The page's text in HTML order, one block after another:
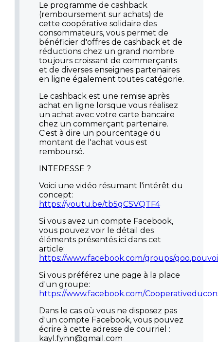
Le programme de cashback
(remboursement sur achats) de
cette coopérative solidaire des
consommateurs, vous permet de
bénéficier d'offres de cashback et de
réductions chez un grand nombre
toujours croissant de commerçants
et de diverses enseignes partenaires
en ligne également toutes catégorie.
Le cashback est une remise après
achat en ligne lorsque vous réalisez
un achat avec votre carte bancaire
chez un commerçant partenaire.
C'est à dire un pourcentage du
montant de l'achat vous est
remboursé.
INTERESSE ?
Voici une vidéo résumant l'intérêt du
concept:
https://youtu.be/tb5gCSVQTF4
Si vous avez un compte Facebook,
vous pouvez voir le détail des
éléments présentés ici dans cet
article:
https://www.facebook.com/groups/
Si vous préférez une page à la place
d'un groupe:
https://www.facebook.com/
Dans le cas où vous ne disposez pas
d'un compte Facebook, vous pouvez
écrire à cette adresse de courriel :
kayl.fynn@gmail.com